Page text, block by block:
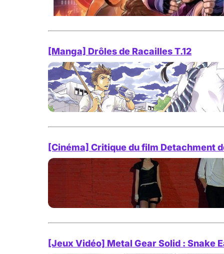
[Manga] Drôles de Racailles T.12
[Cinéma] Critique du film Detachment
[Jeux Vidéo] Metal Gear Solid : Snake